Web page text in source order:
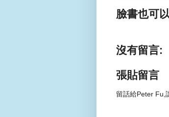
臉書也可
沒有留言:
張貼留言
留話給Peter Fu,